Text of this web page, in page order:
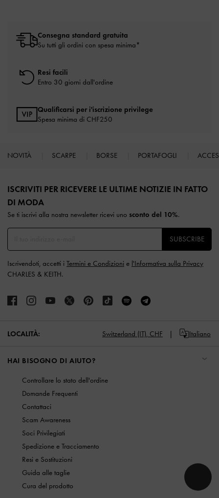
Consegna standard gratuita
Su tutti gli ordini con spesa minima*
Resi facili
Entro 30 giorni dall'ordine
Qualificarsi per i'iscrizione privilege
Spesa minima di CHF250
NOVITÀ SCARPE BORSE PORTAFOGLI
ISCRIVITI PER RICEVERE LE ULTIME NOTIZIE IN FATTO
DI MODA​
Se ti iscrivi alla nostra newsletter ricevi uno sconto del 10%.
SUBSCRIBE
Iscrivendoti, accetti i Termini e Condizioni e l'Informativa sulla Privacy
CHARLES & KEITH.
LOCALITÀ: Switzerland (IT), CHF Italiano
HAI BISOGNO DI AIUTO?
Controllare lo stato dell'ordine
Domande Frequenti
Contattaci
Scam Awareness
Soci Privilegiati
Spedizione e Tracciamento
Resi e Sostituzioni
Guida alle taglie
Cura del prodotto